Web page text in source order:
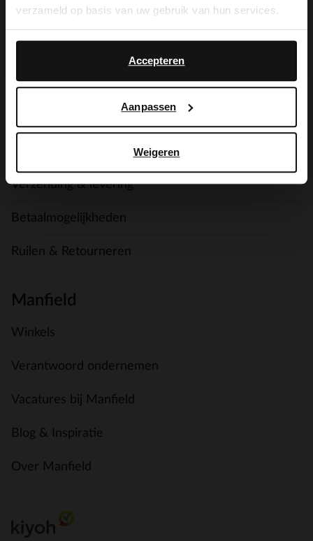
verzameld op basis van uw gebruik van hun services.
Accepteren
Aanpassen
Weigeren
Meer over My Manfield
Verzending & levering
Betaalmogelijkheden
Ruilen & Retourneren
Manfield
Winkels
Verantwoord ondernemen
Vacatures bij Manfield
Blog & Inspiratie
Over Manfield
English